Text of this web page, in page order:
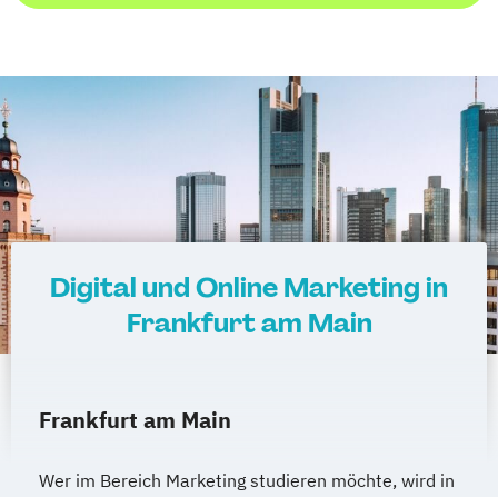
Digital und Online Marketing in
Frankfurt am Main
Frankfurt am Main
Wer im Bereich Marketing studieren möchte, wird in